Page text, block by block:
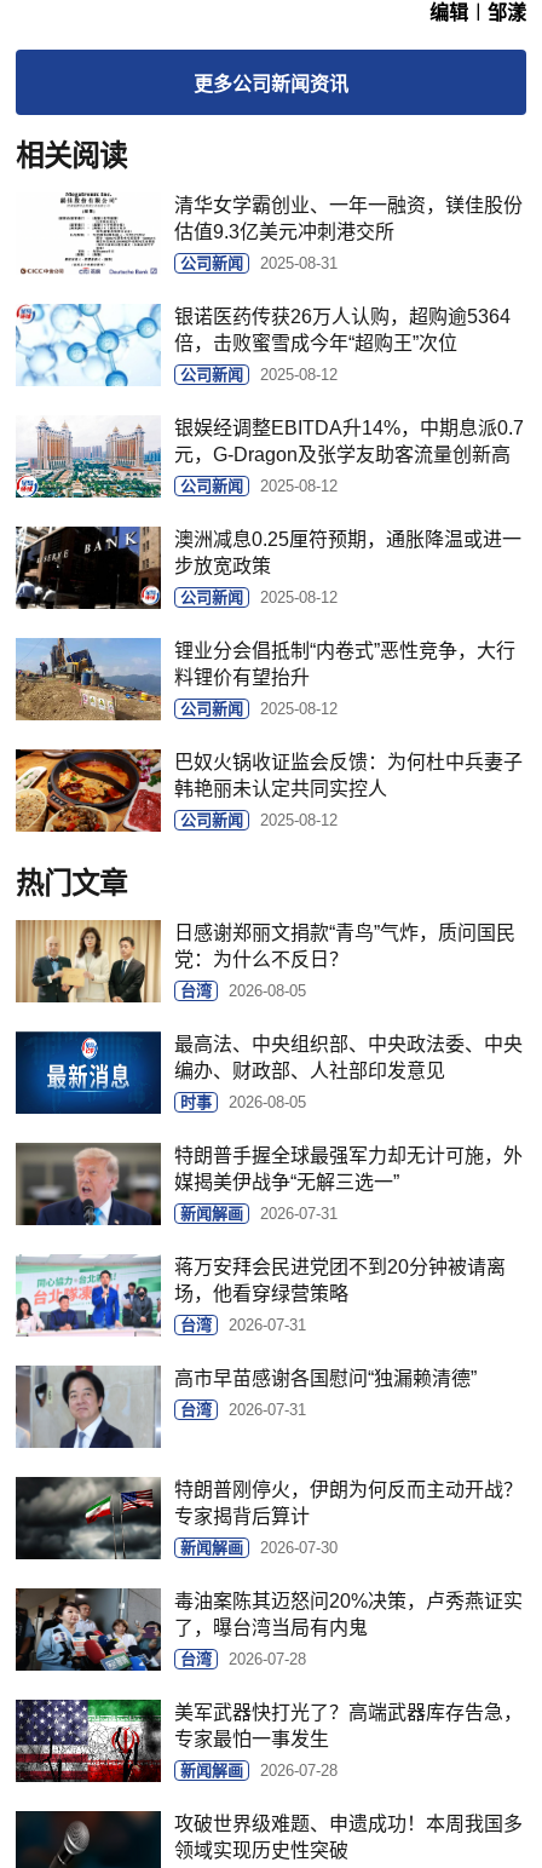
编辑︱邹漾
更多公司新闻资讯
相关阅读
清华女学霸创业、一年一融资，镁佳股份
估值9.3亿美元冲刺港交所
公司新闻 2025-08-31
银诺医药传获26万人认购，超购逾5364
倍，击败蜜雪成今年“超购王”次位
公司新闻 2025-08-12
银娱经调整EBITDA升14%，中期息派0.7
元，G-Dragon及张学友助客流量创新高
公司新闻 2025-08-12
澳洲减息0.25厘符预期，通胀降温或进一
步放宽政策
公司新闻 2025-08-12
锂业分会倡抵制“内卷式”恶性竞争，大行
料锂价有望抬升
公司新闻 2025-08-12
巴奴火锅收证监会反馈：为何杜中兵妻子
韩艳丽未认定共同实控人
公司新闻 2025-08-12
热门文章
日感谢郑丽文捐款“青鸟”气炸，质问国民
党：为什么不反日？
台湾 2026-08-05
最高法、中央组织部、中央政法委、中央
编办、财政部、人社部印发意见
时事 2026-08-05
特朗普手握全球最强军力却无计可施，外
媒揭美伊战争“无解三选一”
新闻解画 2026-07-31
蒋万安拜会民进党团不到20分钟被请离
场，他看穿绿营策略
台湾 2026-07-31
高市早苗感谢各国慰问“独漏赖清德”
台湾 2026-07-31
特朗普刚停火，伊朗为何反而主动开战？
专家揭背后算计
新闻解画 2026-07-30
毒油案陈其迈怒问20%决策，卢秀燕证实
了，曝台湾当局有内鬼
台湾 2026-07-28
美军武器快打光了？高端武器库存告急，
专家最怕一事发生
新闻解画 2026-07-28
攻破世界级难题、申遗成功！本周我国多
领域实现历史性突破